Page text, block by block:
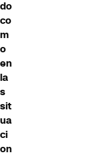
do
co
m
o
en
la
s
sit
ua
ci
on